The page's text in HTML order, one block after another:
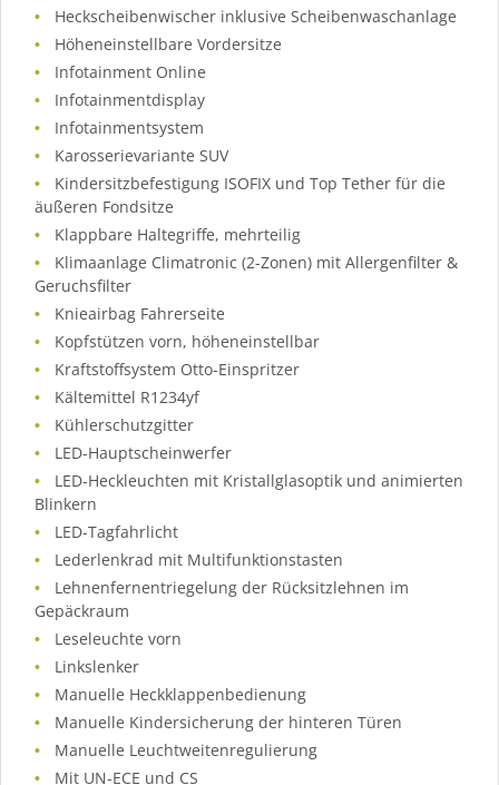
Heckscheibenwischer inklusive Scheibenwaschanlage
Höheneinstellbare Vordersitze
Infotainment Online
Infotainmentdisplay
Infotainmentsystem
Karosserievariante SUV
Kindersitzbefestigung ISOFIX und Top Tether für die
äußeren Fondsitze
Klappbare Haltegriffe, mehrteilig
Klimaanlage Climatronic (2-Zonen) mit Allergenfilter &
Geruchsfilter
Knieairbag Fahrerseite
Kopfstützen vorn, höheneinstellbar
Kraftstoffsystem Otto-Einspritzer
Kältemittel R1234yf
Kühlerschutzgitter
LED-Hauptscheinwerfer
LED-Heckleuchten mit Kristallglasoptik und animierten
Blinkern
LED-Tagfahrlicht
Lederlenkrad mit Multifunktionstasten
Lehnenfernentriegelung der Rücksitzlehnen im
Gepäckraum
Leseleuchte vorn
Linkslenker
Manuelle Heckklappenbedienung
Manuelle Kindersicherung der hinteren Türen
Manuelle Leuchtweitenregulierung
Mit UN-ECE und CS